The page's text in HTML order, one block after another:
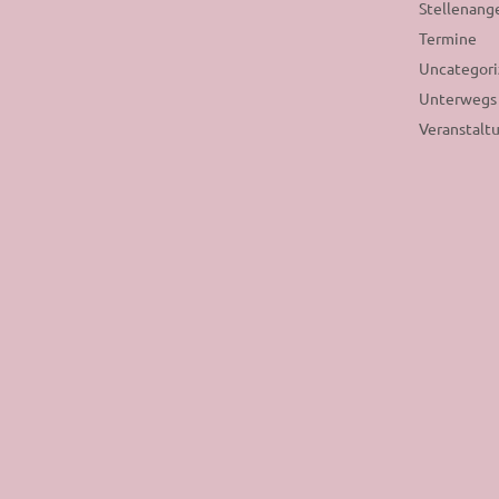
Termine
Unterwegs